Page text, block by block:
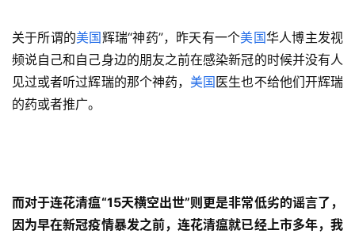
关于所谓的美国辉瑞“神药”，昨天有一个美国华人博主发视
频说自己和自己身边的朋友之前在感染新冠的时候并没有人
见过或者听过辉瑞的那个神药，美国 医生也不给他们开辉瑞
的药或者推广。
而对于连花清瘟“15天横空出世”则更是非常低劣的谣言了，
因为早在新冠疫情暴发之前，连花清瘟就已经上市多年，我